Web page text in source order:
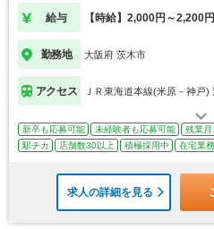
給与 【時給】2,000円～2,200円
勤務地 大阪府 茨木市
アクセス ＪＲ東海道本線(米原－神戸)
新卒も応募可能 未経験者も応募可能 残業
駅チカ
店舗数30以上 積極採用中 在宅業
求人の詳細を見る